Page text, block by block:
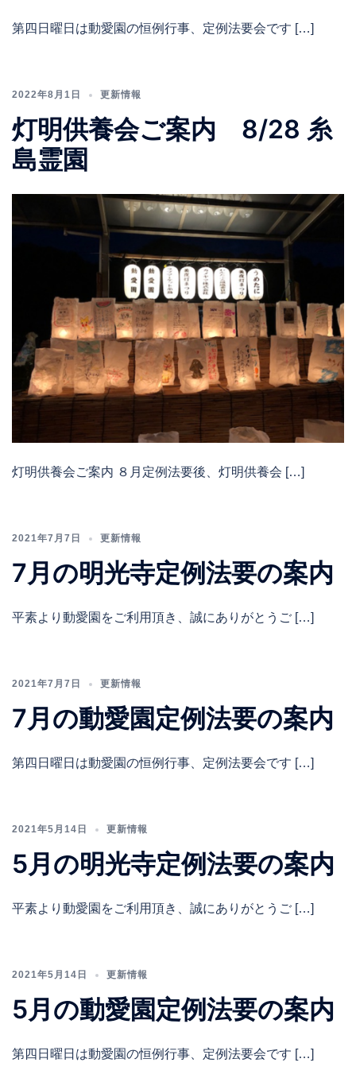
第四日曜日は動愛園の恒例行事、定例法要会です […]
2022年8月1日 更新情報
灯明供養会ご案内 8/28 糸
島霊園
灯明供養会ご案内 ８⽉定例法要後、灯明供養会 […]
2021年7月7日 更新情報
7月の明光寺定例法要の案内
平素より動愛園をご利用頂き、誠にありがとうご […]
2021年7月7日 更新情報
7月の動愛園定例法要の案内
第四日曜日は動愛園の恒例行事、定例法要会です […]
2021年5月14日 更新情報
5月の明光寺定例法要の案内
平素より動愛園をご利用頂き、誠にありがとうご […]
2021年5月14日 更新情報
5月の動愛園定例法要の案内
第四日曜日は動愛園の恒例行事、定例法要会です […]